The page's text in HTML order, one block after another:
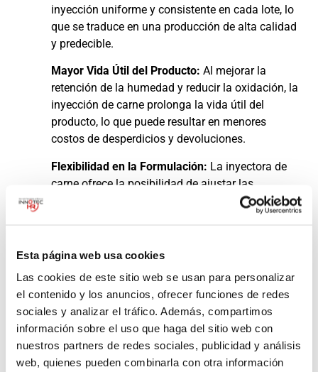
Esta página web usa cookies
Las cookies de este sitio web se usan para personalizar
el contenido y los anuncios, ofrecer funciones de redes
sociales y analizar el tráfico. Además, compartimos
información sobre el uso que haga del sitio web con
nuestros partners de redes sociales, publicidad y análisis
web, quienes pueden combinarla con otra información
inyección uniforme y consistente en cada lote, lo
que se traduce en una producción de alta calidad
y predecible.
Mayor Vida Útil del Producto: Al mejorar la
retención de la humedad y reducir la oxidación, la
inyección de carne prolonga la vida útil del
producto, lo que puede resultar en menores
costos de desperdicios y devoluciones.
Flexibilidad en la Formulación: La inyectora de
carne ofrece la posibilidad de ajustar las
formulaciones y sabores según las preferencias
cambiantes de los consumidores.
Nowicki es reconocido a nivel
mundial como un fabricante
líder en el diseño y producción
de inyectoras de carne de alta
calidad.